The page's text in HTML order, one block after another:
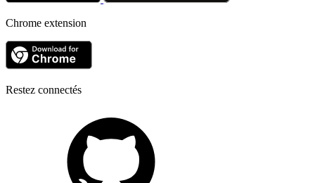
Chrome extension
Restez connectés